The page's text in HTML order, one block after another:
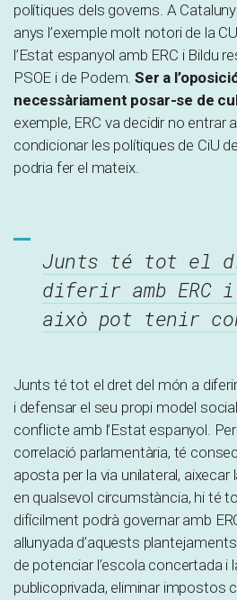
polítiques dels governs. A
anys l’exemple molt notori de la
l’Estat espanyol amb ERC i Bildu
PSOE i de Podem.Ser a
necessàriament posar-se de
exemple, ERC va decidir no entrar
condicionar les polítiques de CiU
podria fer el mateix.
Junts té tot el
diferir amb ERC
això pot tenir
Junts té tot el dret del món a
i defensar el seu propi model
conflicte amb l’Estat espanyol.
correlació parlamentària, té
aposta per la via unilateral, aixecar
en qualsevol circumstància, hi té
difícilment podrà governar amb
allunyada d’aquests
de potenciar l’escola concertada i
publicoprivada, eliminar impostos